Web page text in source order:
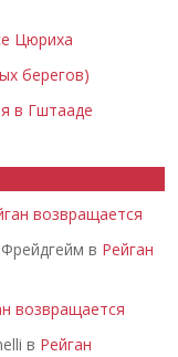
Цюриха
берегов)
в Гштааде
возвращается
в Рейган
возвращается
в Рейган